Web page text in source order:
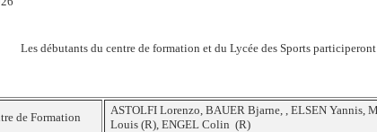
Les débutants du centre de formation et du Lycée des Sports
de Formation
ASTOLFI Lorenzo, BAUER Bjarne, , ELSEN Yannis,
Louis (R), ENGEL Colin (R)